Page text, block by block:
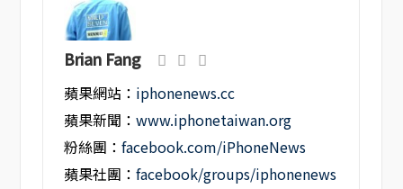
Brian Fang
蘋果網站： iphonenews.cc
蘋果新聞：www.iphonetaiwan.org
粉絲團：facebook.com/iPhoneNews
蘋果社團：facebook/groups/iphonenews